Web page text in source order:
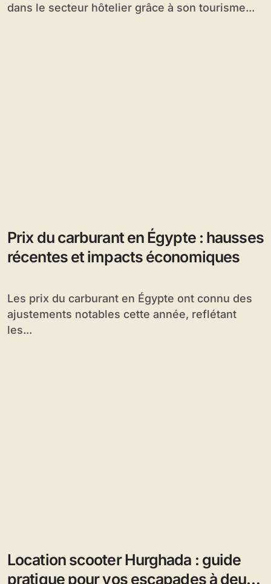
dans le secteur hôtelier grâce à son tourisme...
Prix du carburant en Égypte : hausses
récentes et impacts économiques
Les prix du carburant en Égypte ont connu des
ajustements notables cette année, reflétant
les...
Location scooter Hurghada : guide
pratique pour vos escapades à deux-